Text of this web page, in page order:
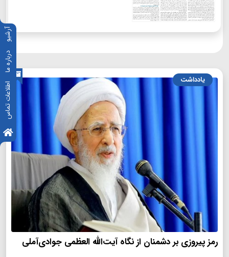
آرشیو
درباره ما
اطلاعات تماس
یادداشت
رمز پیروزی بر دشمنان از نگاه آیت‌الله العظمی جوادی‌آملی